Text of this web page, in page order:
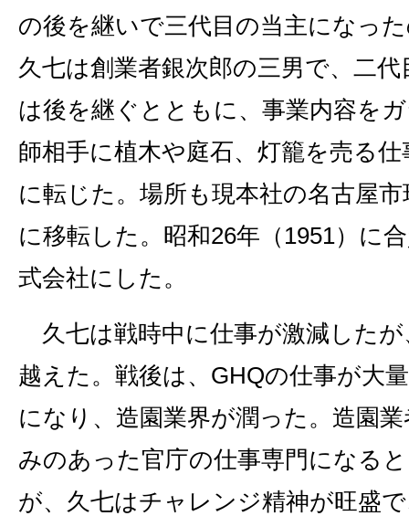
の後を継いで三代目の当主になっ
久七は創業者銀次郎の三男で、二
は後を継ぐとともに、事業内容を
師相手に植木や庭石、灯籠を売る
に転じた。場所も現本社の名古屋市
に移転した。昭和26年（1951）に
式会社にした。
久七は戦時中に仕事が激減した
越えた。戦後は、GHQの仕事が大
になり、造園業界が潤った。造園
みのあった官庁の仕事専門になる
が、久七はチャレンジ精神が旺盛